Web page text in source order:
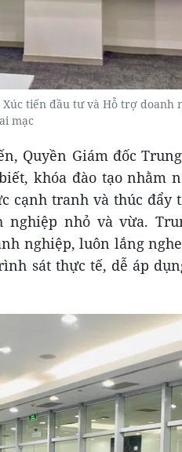
tiến đầu tư và Hỗ trợ doanh
mạc
Quyền Giám đốc
khóa đào tạo nhằm
cạnh tranh và thúc đẩy
nghiệp nhỏ và vừa.
nghiệp, luôn lắng
sát thực tế, dễ áp